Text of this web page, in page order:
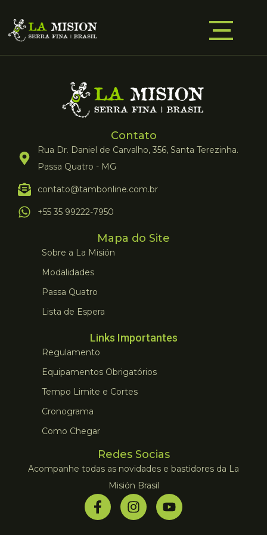
Contato
Rua Dr. Daniel de Carvalho, 356, Santa Terezinha.
Passa Quatro - MG
contato@tambonline.com.br
+55 35 99222-7950
Mapa do Site
Sobre a La Misión
Modalidades
Passa Quatro
Lista de Espera
Links Importantes
Regulamento
Equipamentos Obrigatórios
Tempo Limite e Cortes
Cronograma
Como Chegar
Redes Socias
Acompanhe todas as novidades e bastidores da La
Misión Brasil